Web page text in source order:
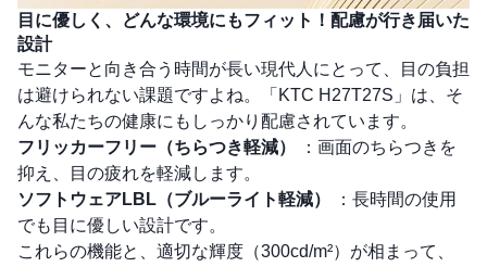
目に優しく、どんな環境にもフィット！配慮が行き届いた
設計
モニターと向き合う時間が長い現代人にとって、目の負担
は避けられない課題ですよね。「KTC H27T27S」は、そ
んな私たちの健康にもしっかり配慮されています。
フリッカーフリー（ちらつき軽減）
：画面のちらつきを
抑え、目の疲れを軽減します。
ソフトウェアLBL（ブルーライト軽減）
：長時間の使用
でも目に優しい設計です。
これらの機能と、適切な輝度（300cd/m²）が相まって、